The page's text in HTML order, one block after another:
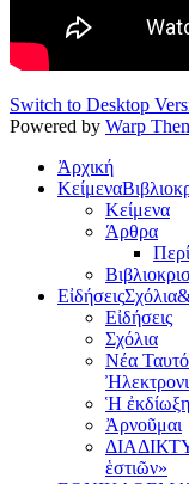
Switch to Desktop
Powered by Warp
Ἀρχική
Κείμενα
Κείμενα
Άρθρα
Εἰδήσεις
Εἰδήσεις
Σχόλια
Νέα
Ἡ ἐκδίωξη
Ἀρνοῦμαι
ἑστιῶν»